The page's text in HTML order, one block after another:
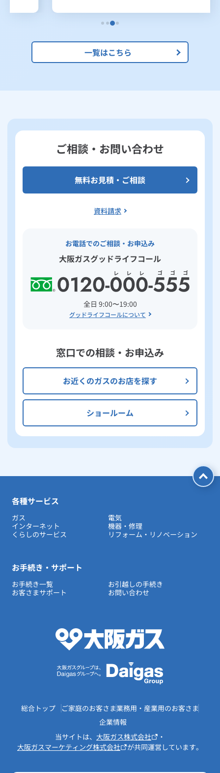
一覧はこちら
ご相談・お問い合わせ
無料お見積・ご相談
資料請求
お電話でのご相談・お申込み
大阪ガスグッドライフコール
全日 9:00〜19:00
グッドライフコールについて
窓口での相談・お申込み
お近くのガスのお店を探す
ショールーム
各種サービス
ガス
電気
インターネット
機器・修理
くらしのサービス
リフォーム・リノベーション
お手続き・サポート
お手続き一覧
お引越しの手続き
お客さまサポート
お問い合わせ
総合トップ ご家庭のお客さま業務用・産業用のお客さま
企業情報
当サイトは、 大阪ガス株式会社
・
大阪ガスマーケティング株式会社
が共同運営しています。